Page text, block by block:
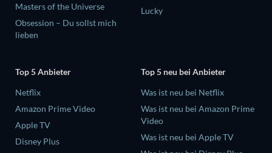
Masters of the Universe
Obsession – Du sollst mich
lieben
Lucky
Top 5 Anbieter
Netflix
Amazon Prime Video
Apple TV
Disney Plus
Top 5 neu bei Anbieter
Was ist neu bei Netflix
Was ist neu bei Amazon Prime
Video
Was ist neu bei Apple TV